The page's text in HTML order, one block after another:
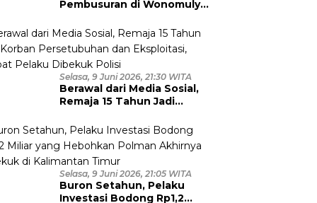
Pembusuran di Wonomulyo
Bawah Umur, Empat
Tersangka Diamankan
Selasa, 9 Juni 2026, 21:30 WITA
Berawal dari Media Sosial,
Remaja 15 Tahun Jadi
Eksploitasi, Empat Pelaku
Dibekuk Polisi
Selasa, 9 Juni 2026, 21:05 WITA
Buron Setahun, Pelaku
Investasi Bodong Rp1,2